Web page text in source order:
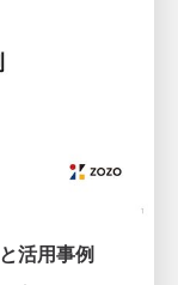
活用事例